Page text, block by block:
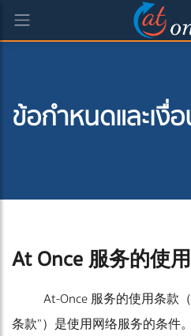
ข้อกำหนดและเงื่อ
At Once 服务的使
At-Once 服务的使用条款
条款”）是使用网络服务的条件